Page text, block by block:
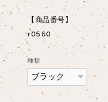
【商品番号】
r0560
種類